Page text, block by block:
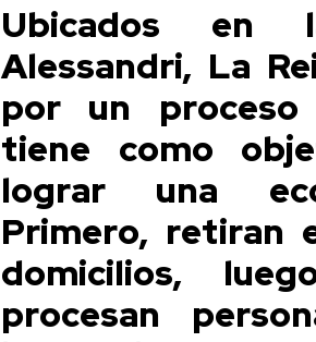
Ubicados en
Alessandri, La
por un proceso
tiene como
lograr una
Primero, retiran
domicilios,
procesan